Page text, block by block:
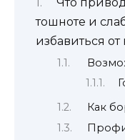
тошноте и
избавиться от
Как